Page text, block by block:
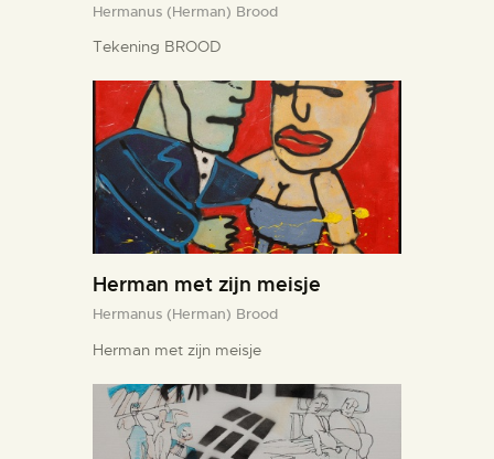
Hermanus (Herman) Brood
Tekening BROOD
Herman met zijn meisje
Hermanus (Herman) Brood
Herman met zijn meisje